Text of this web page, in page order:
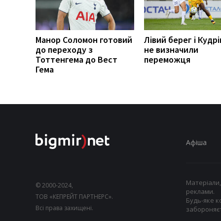
Манор Соломон готовий
до переходу з
Тоттенгема до Вест
Гема
Лівий берег і
не визначили
переможця
© 2000-2024,
ТОВ «КЕПРЕЙТ ПАРТНЕРС».
Всі права захищені.
Афіша
реклами.
Будь-яке